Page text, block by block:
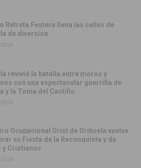
Retreta Festera llena las calles de
de diversión
revivió la batalla entre moros y
con una espectacular guerrilla de
y la Toma del Castillo
Ocupacional Oriol de Orihuela vuelve
su Fiesta de la Reconquista y de
y Cristianos